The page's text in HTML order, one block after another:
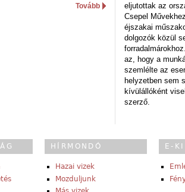
Tovább
eljutottak az
Csepel
éjszakai
dolgozók közül
az, hogy a
szemlélte az
helyzetben sem
kívülállóként
szerző.
HÍRMONDÓ
Hazai vizek
Mozduljunk
E-